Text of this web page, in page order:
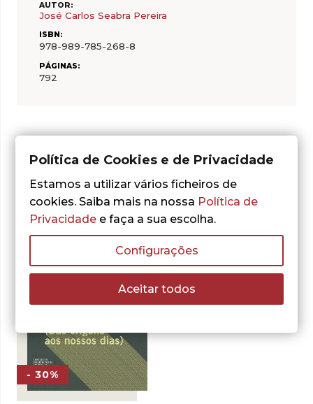
AUTOR:
José Carlos Seabra Pereira
ISBN:
978-989-785-268-8
PÁGINAS:
792
Do mesmo autor
- 30%
Política de Cookies e de Privacidade
Estamos a utilizar vários ficheiros de
cookies. Saiba mais na nossa Política de
Privacidade e faça a sua escolha.
Configurações
Aceitar todos